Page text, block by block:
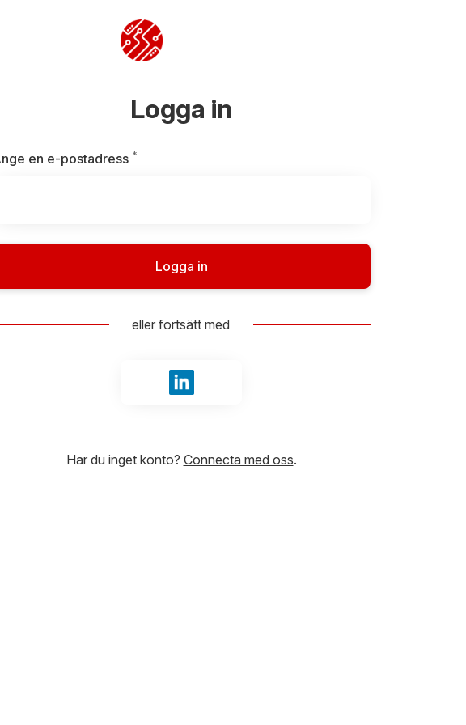
Logga in
en e-postadress *
Logga in
eller fortsätt med
Logga in med LinkedIn
Har du inget konto? Connecta med oss.